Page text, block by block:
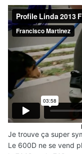
Je trouve ça super
Le 600D ne se vend